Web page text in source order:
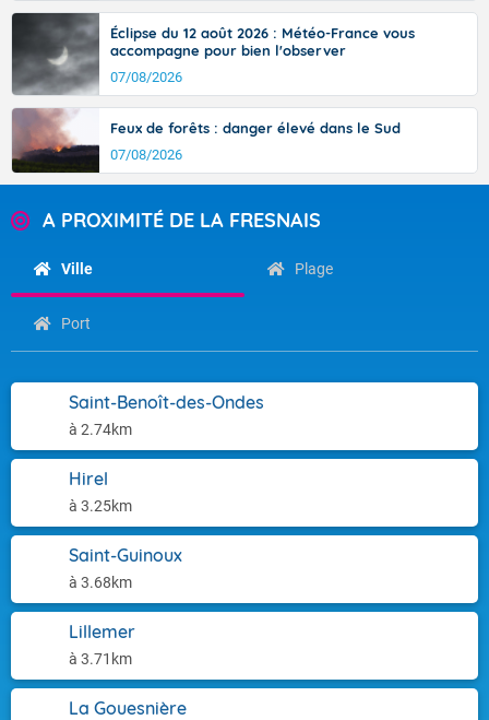
Éclipse du 12 août 2026 : Météo-France vous
accompagne pour bien l'observer
07/08/2026
Feux de forêts : danger élevé dans le Sud
07/08/2026
A PROXIMITÉ DE LA FRESNAIS
Ville Plage
Port
Saint-Benoît-des-Ondes
à 2.74km
Hirel
à 3.25km
Saint-Guinoux
à 3.68km
Lillemer
à 3.71km
La Gouesnière